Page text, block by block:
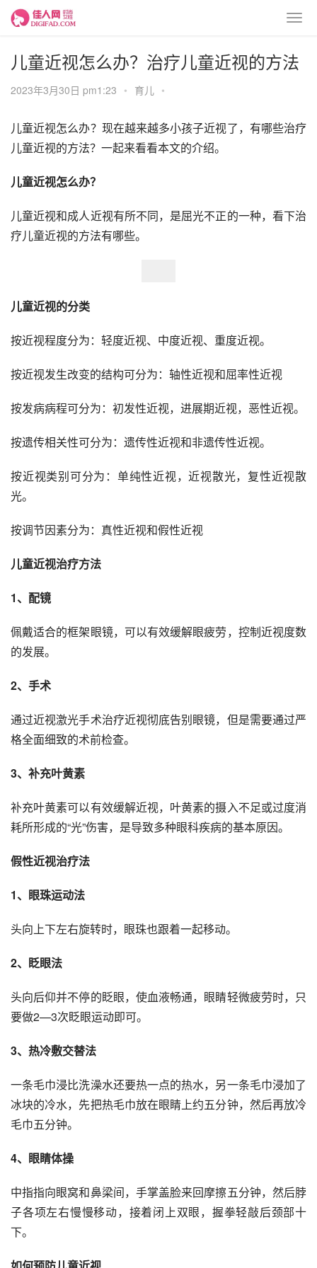
儿童近视怎么办？治疗儿童近视的方法
2023年3月30日 pm1:23 • 育儿 •
儿童近视怎么办？现在越来越多小孩子近视了，有哪些治疗
儿童近视的方法？一起来看看本文的介绍。
儿童近视怎么办？
儿童近视和成人近视有所不同，是屈光不正的一种，看下治
疗儿童近视的方法有哪些。
儿童近视的分类
按近视程度分为：轻度近视、中度近视、重度近视。
按近视发生改变的结构可分为：轴性近视和屈率性近视
按发病病程可分为：初发性近视，进展期近视，恶性近视。
按遗传相关性可分为：遗传性近视和非遗传性近视。
按近视类别可分为：单纯性近视，近视散光，复性近视散
光。
按调节因素分为：真性近视和假性近视
儿童近视治疗方法
1、配镜
佩戴适合的框架眼镜，可以有效缓解眼疲劳，控制近视度数
的发展。
2、手术
通过近视激光手术治疗近视彻底告别眼镜，但是需要通过严
格全面细致的术前检查。
3、补充叶黄素
补充叶黄素可以有效缓解近视，叶黄素的摄入不足或过度消
耗所形成的“光”伤害，是导致多种眼科疾病的基本原因。
假性近视治疗法
1、眼珠运动法
头向上下左右旋转时，眼珠也跟着一起移动。
2、眨眼法
头向后仰并不停的眨眼，使血液畅通，眼睛轻微疲劳时，只
要做2—3次眨眼运动即可。
3、热冷敷交替法
一条毛巾浸比洗澡水还要热一点的热水，另一条毛巾浸加了
冰块的冷水，先把热毛巾放在眼睛上约五分钟，然后再放冷
毛巾五分钟。
4、眼睛体操
中指指向眼窝和鼻梁间，手掌盖脸来回摩擦五分钟，然后脖
子各项左右慢慢移动，接着闭上双眼，握拳轻敲后颈部十
下。